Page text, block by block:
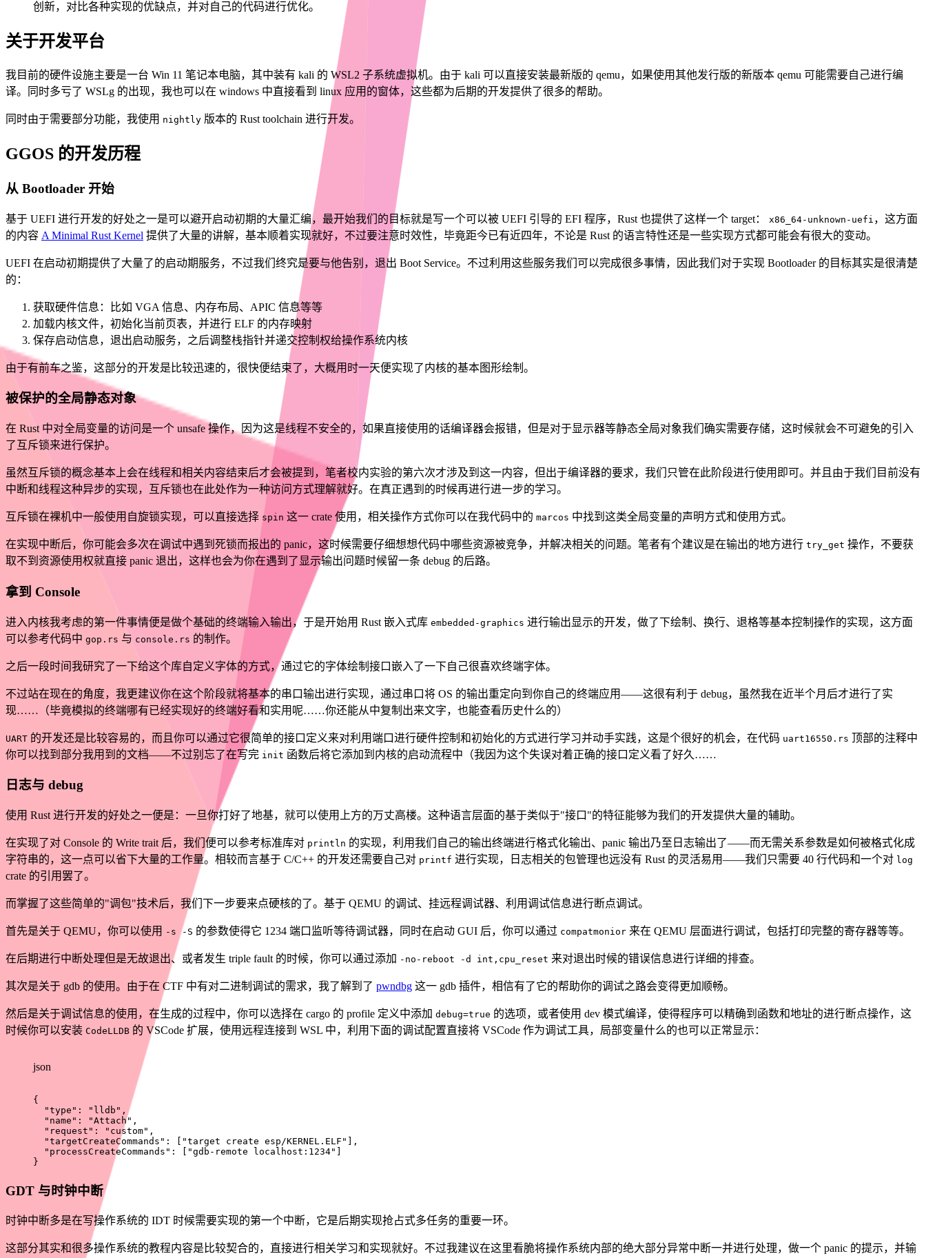
创新，对比各种实现的优缺点，并对自己的代码进行优化。
关于开发平台
我目前的硬件设施主要是一台 Win 11 笔记本电脑，其中装有 kali 的 WSL2 子系统虚拟机。由于 kali 可以直接安装最新版的 qemu，如果使用其他发行版的新版本 qemu 可能需要自己进行编
译。同时多亏了 WSLg 的出现，我也可以在 windows 中直接看到 linux 应用的窗体，这些都为后期的开发提供了很多的帮助。
同时由于需要部分功能，我使用 nightly 版本的 Rust toolchain 进行开发。
GGOS 的开发历程
从 Bootloader 开始
基于 UEFI 进行开发的好处之一是可以避开启动初期的大量汇编，最开始我们的目标就是写一个可以被 UEFI 引导的 EFI 程序，Rust 也提供了这样一个 target： x86_64-unknown-uefi ，这方面
的内容 A Minimal Rust Kernel 提供了大量的讲解，基本顺着实现就好，不过要注意时效性，毕竟距今已有近四年，不论是 Rust 的语言特性还是一些实现方式都可能会有很大的变动。
UEFI 在启动初期提供了大量了的启动期服务，不过我们终究是要与他告别，退出 Boot Service。不过利用这些服务我们可以完成很多事情，因此我们对于实现 Bootloader 的目标其实是很清楚
的：
获取硬件信息：比如 VGA 信息、内存布局、APIC 信息等等
加载内核文件，初始化当前页表，并进行 ELF 的内存映射
保存启动信息，退出启动服务，之后调整栈指针并递交控制权给操作系统内核
由于有前车之鉴，这部分的开发是比较迅速的，很快便结束了，大概用时一天便实现了内核的基本图形绘制。
被保护的全局静态对象
在 Rust 中对全局变量的访问是一个 unsafe 操作，因为这是线程不安全的，如果直接使用的话编译器会报错，但是对于显示器等静态全局对象我们确实需要存储，这时候就会不可避免的引入
了互斥锁来进行保护。
虽然互斥锁的概念基本上会在线程和相关内容结束后才会被提到，笔者校内实验的第六次才涉及到这一内容，但出于编译器的要求，我们只管在此阶段进行使用即可。并且由于我们目前没有
中断和线程这种异步的实现，互斥锁也在此处作为一种访问方式理解就好。在真正遇到的时候再进行进一步的学习。
互斥锁在裸机中一般使用自旋锁实现，可以直接选择 spin 这一 crate 使用，相关操作方式你可以在我代码中的 marcos 中找到这类全局变量的声明方式和使用方式。
在实现中断后，你可能会多次在调试中遇到死锁而报出的 panic，这时候需要仔细想想代码中哪些资源被竞争，并解决相关的问题。笔者有个建议是在输出的地方进行 try_get 操作，不要获
取不到资源使用权就直接 panic 退出，这样也会为你在遇到了显示输出问题时候留一条 debug 的后路。
拿到 Console
进入内核我考虑的第一件事情便是做个基础的终端输入输出，于是开始用 Rust 嵌入式库 embedded-graphics 进行输出显示的开发，做了下绘制、换行、退格等基本控制操作的实现，这方面
可以参考代码中 gop.rs 与 console.rs 的制作。
之后一段时间我研究了一下给这个库自定义字体的方式，通过它的字体绘制接口嵌入了一下自己很喜欢终端字体。
不过站在现在的角度，我更建议你在这个阶段就将基本的串口输出进行实现，通过串口将 OS 的输出重定向到你自己的终端应用——这很有利于 debug，虽然我在近半个月后才进行了实
现……（毕竟模拟的终端哪有已经实现好的终端好看和实用呢……你还能从中复制出来文字，也能查看历史什么的）
UART 的开发还是比较容易的，而且你可以通过它很简单的接口定义来对利用端口进行硬件控制和初始化的方式进行学习并动手实践，这是个很好的机会，在代码 uart16550.rs 顶部的注释中
你可以找到部分我用到的文档——不过别忘了在写完 init 函数后将它添加到内核的启动流程中（我因为这个失误对着正确的接口定义看了好久……
日志与 debug
使用 Rust 进行开发的好处之一便是：一旦你打好了地基，就可以使用上方的万丈高楼。这种语言层面的基于类似于"接口"的特征能够为我们的开发提供大量的辅助。
在实现了对 Console 的 Write trait 后，我们便可以参考标准库对 println 的实现，利用我们自己的输出终端进行格式化输出、panic 输出乃至日志输出了——而无需关系参数是如何被格式化成
字符串的，这一点可以省下大量的工作量。相较而言基于 C/C++ 的开发还需要自己对 printf 进行实现，日志相关的包管理也远没有 Rust 的灵活易用——我们只需要 40 行代码和一个对 log
crate 的引用罢了。
而掌握了这些简单的"调包"技术后，我们下一步要来点硬核的了。基于 QEMU 的调试、挂远程调试器、利用调试信息进行断点调试。
首先是关于 QEMU，你可以使用 -s -S 的参数使得它 1234 端口监听等待调试器，同时在启动 GUI 后，你可以通过 compatmonior 来在 QEMU 层面进行调试，包括打印完整的寄存器等等。
在后期进行中断处理但是无故退出、或者发生 triple fault 的时候，你可以通过添加 -no-reboot -d int,cpu_reset 来对退出时候的错误信息进行详细的排查。
其次是关于 gdb 的使用。由于在 CTF 中有对二进制调试的需求，我了解到了 pwndbg 这一 gdb 插件，相信有了它的帮助你的调试之路会变得更加顺畅。
然后是关于调试信息的使用，在生成的过程中，你可以选择在 cargo 的 profile 定义中添加 debug=true 的选项，或者使用 dev 模式编译，使得程序可以精确到函数和地址的进行断点操作，这
时候你可以安装 CodeLLDB 的 VSCode 扩展，使用远程连接到 WSL 中，利用下面的调试配置直接将 VSCode 作为调试工具，局部变量什么的也可以正常显示：
json
{
"type" : "lldb" ,
"name" : "Attach" ,
"request" : "custom" ,
"targetCreateCommands" : "target create esp/KERNEL.ELF"
,
"processCreateCommands" : "gdb-remote localhost:1234"
}
GDT 与时钟中断
时钟中断多是在写操作系统的 IDT 时候需要实现的第一个中断，它是后期实现抢占式多任务的重要一环。
这部分其实和很多操作系统的教程内容是比较契合的，直接进行相关学习和实现就好。不过我建议在这里看脆将操作系统内部的绝大部分异常中断一并进行处理，做一个 panic 的提示，并输